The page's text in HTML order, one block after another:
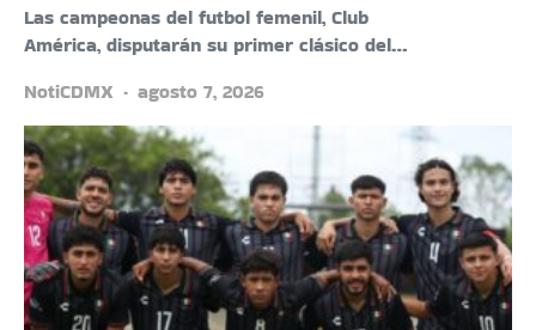
Las campeonas del futbol femenil, Club
América, disputarán su primer clásico del…
NotiCDMX
agosto 7, 2026